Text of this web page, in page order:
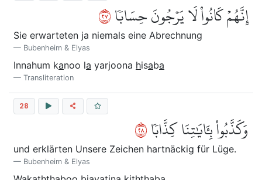
إِنَّهُمۡ كَانُواْ لَا يَرۡجُونَ حِسَابٗا٧٢
Sie erwarteten ja niemals eine Abrechnung
Bubenheim & Elyas
Innahum kanoo la yarjoona hisaba
Transliteration
28
وَكَذَّبُواْ بِـَٔايَٰتِنَا كِذَّابٗا٨٢
und erklärten Unsere Zeichen hartnäckig für Lüge.
Bubenheim & Elyas